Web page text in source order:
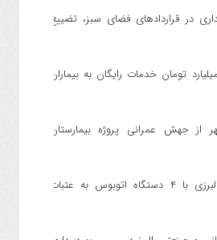
در قراردادهای فضای سبز، تضییع
بیمه سلامت البرز ۲۰ میلیارد تومان خدمات رایگان به بیماران
از جهش عمرانی پروژه بیمارستان
اعزام دانشجو‌معلمان البرزی با ۴ دستگاه اتوبوس به عتبات